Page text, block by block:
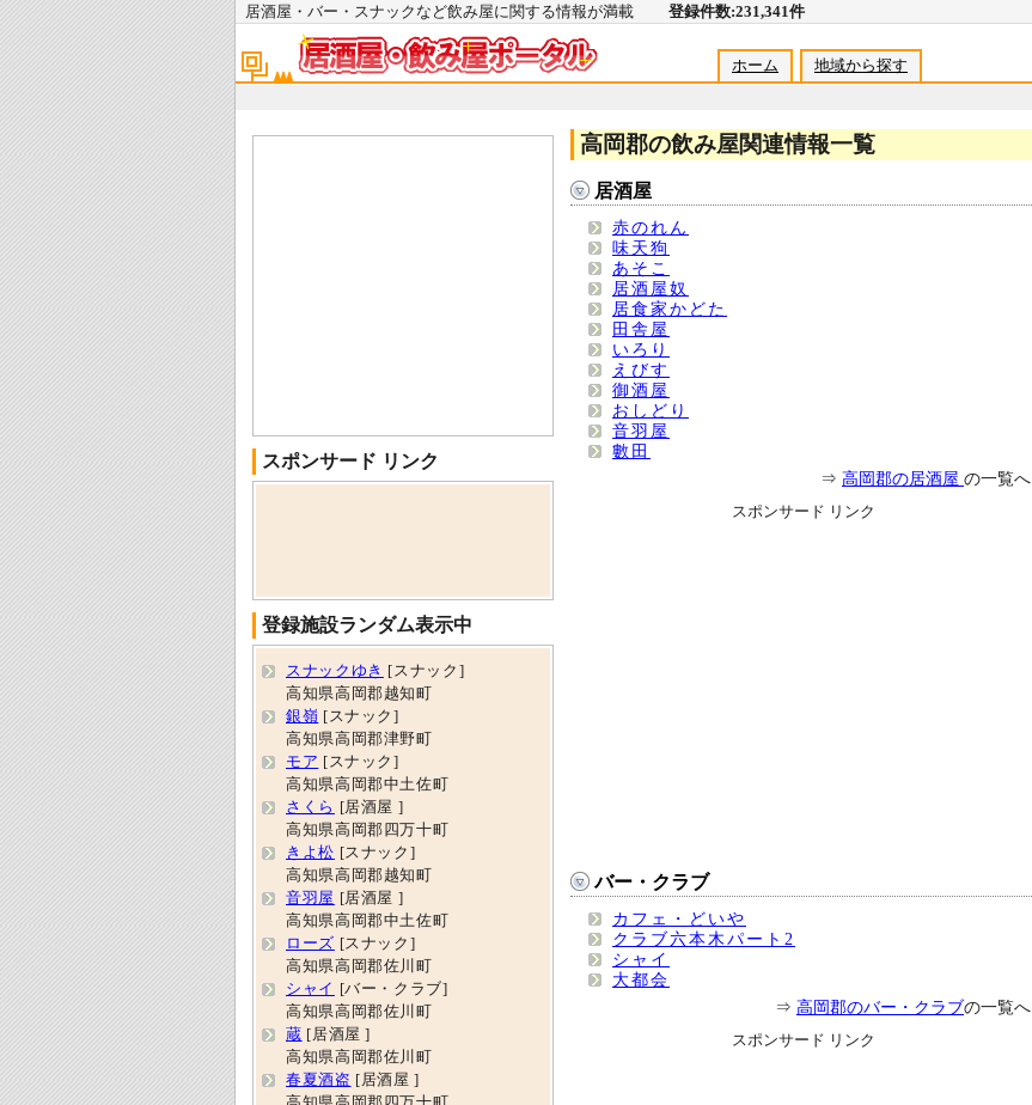
居酒屋・バー・スナックなど飲み屋に関する情報が満載 登録件数:231,341件
ホーム 地域から探す
高岡郡の飲み屋関連情報一覧
居酒屋
赤のれん
味天狗
あそこ
居酒屋奴
居食家かどた
田舎屋
いろり
えびす
御酒屋
おしどり
音羽屋
數田
⇒ 高岡郡の居酒屋 の一覧へ
スポンサード リンク
バー・クラブ
カフェ・どいや
クラブ六本木パート2
シャイ
大都会
⇒ 高岡郡のバー・クラブの一覧へ
スポンサード リンク
スポンサード リンク
登録施設ランダム表示中
スナックゆき
[スナック]
高知県高岡郡越知町
銀嶺 [スナック]
高知県高岡郡津野町
モア [スナック]
高知県高岡郡中土佐町
さくら
[居酒屋 ]
高知県高岡郡四万十町
きよ松 [スナック]
高知県高岡郡越知町
音羽屋 [居酒屋 ]
高知県高岡郡中土佐町
ローズ [スナック]
高知県高岡郡佐川町
シャイ
[バー・クラブ]
高知県高岡郡佐川町
蔵 [居酒屋 ]
高知県高岡郡佐川町
春夏酒盗 [居酒屋 ]